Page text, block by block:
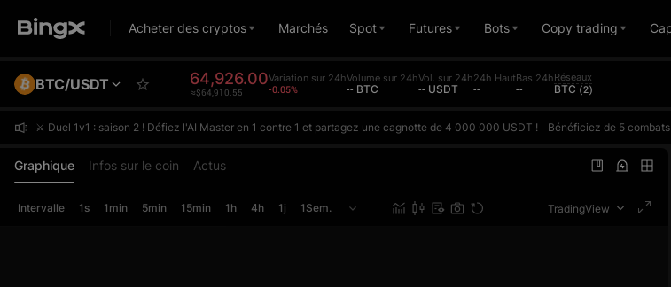
Acheter des cryptos Marchés Spot Futures Bots Copy trading
BTC/USDT 64,926.00
≈$64,910.55
Variation sur 24h
-0.05%
Volume sur 24h
-- BTC
Vol. sur 24h
-- USDT
24h Haut
--
Bas 24h
--
Réseaux
BTC (2)
⚔️ Duel 1v1 : saison 2 ! Défiez l'AI Master en 1 contre 1 et partagez une cagnotte de 4 000 000 USDT !
Bénéficiez de 5 combats gratuits contre l’IA par jour et affrontez l’IA en fonction de votre ROI réel. Gagnez pour remporter des points et grimper dans le classement quotidien. La
Graphique Infos sur le coin Actus
Intervalle 1s 1min 5min 15min 1h 4h 1j 1Sem. TradingView